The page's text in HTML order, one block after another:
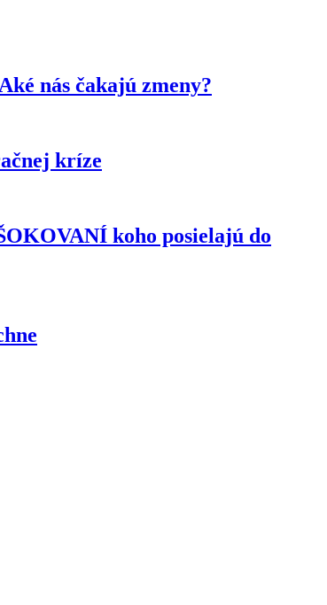
nás čakajú zmeny?
kríze
koho posielajú do